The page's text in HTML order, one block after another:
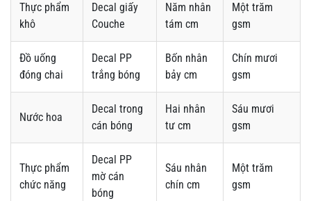
Thực phẩm
khô
Decal giấy
Couche
Năm nhân
tám cm
Một trăm
gsm
Đồ uống
đóng chai
Decal PP
trắng bóng
Bốn nhân
bảy cm
Chín mươi
gsm
Nước hoa
Decal trong
cán bóng
Hai nhân
tư cm
Sáu mươi
gsm
Thực phẩm
chức năng
Decal PP
mờ cán
bóng
Sáu nhân
chín cm
Một trăm
gsm